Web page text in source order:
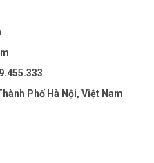
bị an toàn
M12 / M12
đuôi lợn cho
Phố Hà Nội, Việt Nam